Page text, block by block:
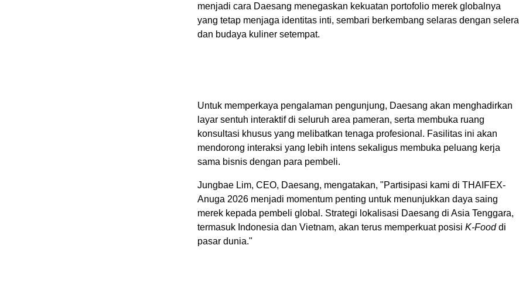
menjadi cara Daesang menegaskan kekuatan portofolio merek globalnya
yang tetap menjaga identitas inti, sembari berkembang selaras dengan selera
dan budaya kuliner setempat.
Untuk memperkaya pengalaman pengunjung, Daesang akan menghadirkan
layar sentuh interaktif di seluruh area pameran, serta membuka ruang
konsultasi khusus yang melibatkan tenaga profesional. Fasilitas ini akan
mendorong interaksi yang lebih intens sekaligus membuka peluang kerja
sama bisnis dengan para pembeli.
Jungbae Lim, CEO, Daesang, mengatakan, "Partisipasi kami di THAIFEX-
Anuga 2026 menjadi momentum penting untuk menunjukkan daya saing
merek kepada pembeli global. Strategi lokalisasi Daesang di Asia Tenggara,
termasuk Indonesia dan Vietnam, akan terus memperkuat posisi K-Fooddi
pasar dunia."